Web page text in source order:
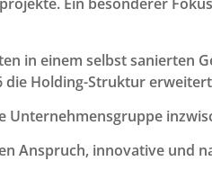
in einem selbst sanierten
die Holding-Struktur
Unternehmensgruppe
Anspruch, innovative und